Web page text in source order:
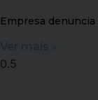
Empresa
Ver mais »